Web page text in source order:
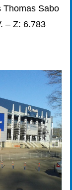
Thomas Sabo
– Z: 6.783